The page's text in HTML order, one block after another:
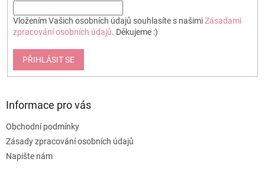
Vložením Vašich osobních údajů souhlasíte s našimiZásadami
zpracování osobních údajů. Děkujeme :)
PŘIHLÁSIT SE
Informace pro vás
Obchodní podmínky
Zásady zpracování osobních údajů
Napište nám